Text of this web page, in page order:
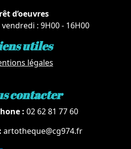
d’oeuvres
: 9H00 - 16H00
utiles
légales
contacter
: 02 62 81 77 60
artotheque@cg974.fr